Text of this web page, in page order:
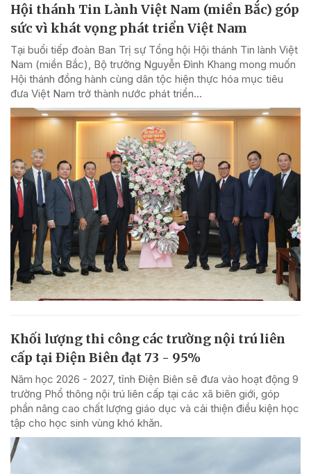
Hội thánh Tin Lành Việt Nam (miền Bắc) góp
sức vì khát vọng phát triển Việt Nam
Tại buổi tiếp đoàn Ban Trị sự Tổng hội Hội thánh Tin lành Việt
Nam (miền Bắc), Bộ trưởng Nguyễn Đình Khang mong muốn
Hội thánh đồng hành cùng dân tộc hiện thực hóa mục tiêu
đưa Việt Nam trở thành nước phát triển...
Khối lượng thi công các trường nội trú liên
cấp tại Điện Biên đạt 73 - 95%
Năm học 2026 - 2027, tỉnh Điện Biên sẽ đưa vào hoạt động 9
trường Phổ thông nội trú liên cấp tại các xã biên giới, góp
phần nâng cao chất lượng giáo dục và cải thiện điều kiện học
tập cho học sinh vùng khó khăn.